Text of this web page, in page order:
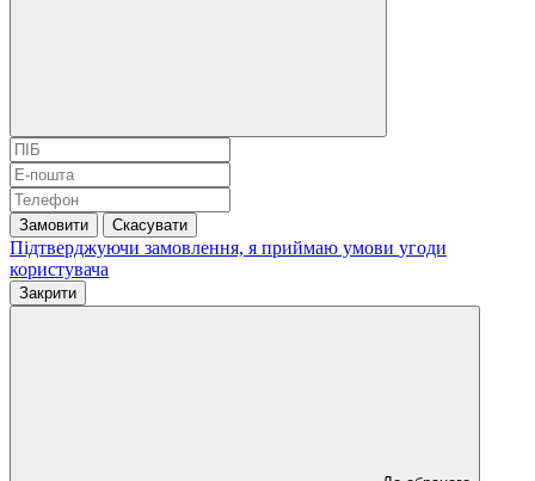
Замовити Скасувати
Підтверджуючи замовлення, я приймаю умови угоди
користувача
Закрити